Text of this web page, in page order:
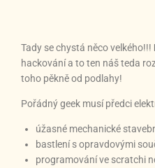
Tady se chystá něco velkého!!!
hackování a to ten náš teda
toho pěkně od podlahy!
Pořádný geek musí předci
úžasné mechanické
bastlení s opravdovými
programování ve scratchi